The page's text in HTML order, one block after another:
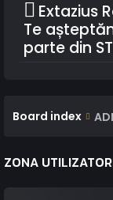
Extazius
Te
parte din
Board index
ZONA